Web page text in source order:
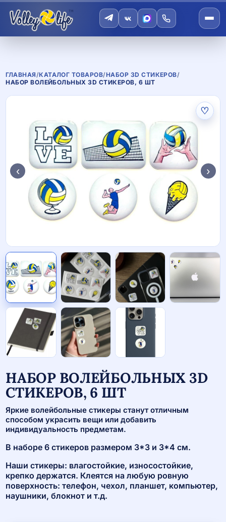
ГЛАВНАЯ/КАТАЛОГ ТОВАРОВ/НАБОР 3D СТИКЕРОВ/
НАБОР ВОЛЕЙБОЛЬНЫХ 3D СТИКЕРОВ, 6 ШТ
♡
‹ ›
НАБОР ВОЛЕЙБОЛЬНЫХ 3D
СТИКЕРОВ, 6 ШТ
Яркие волейбольные стикеры станут отличным
способом украсить вещи или добавить
индивидуальность предметам.
В наборе 6 стикеров размером 3*3 и 3*4 см.
Наши стикеры: влагостойкие, износостойкие,
крепко держатся. Клеятся на любую ровную
поверхность: телефон, чехол, планшет, компьютер,
наушники, блокнот и т.д.